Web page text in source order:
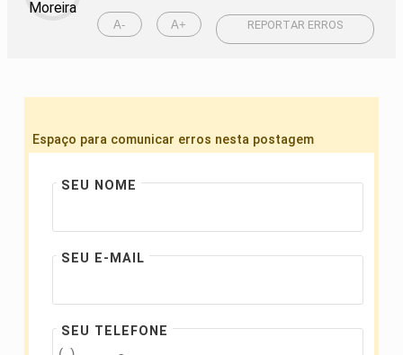
A- A+ REPORTAR ERROS
Espaço para comunicar erros nesta postagem
SEU NOME
SEU E-MAIL
SEU TELEFONE